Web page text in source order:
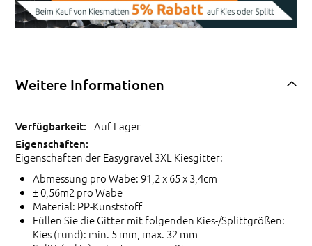
Weitere Informationen
Auf Lager
Eigenschaften der Easygravel 3XL Kiesgitter:
Abmessung pro Wabe: 91,2 x 65 x 3,4cm
± 0,56m2 pro Wabe
Material: PP-Kunststoff
Füllen Sie die Gitter mit folgenden Kies-/Splittgrößen:
Kies (rund): min. 5 mm, max. 32 mm